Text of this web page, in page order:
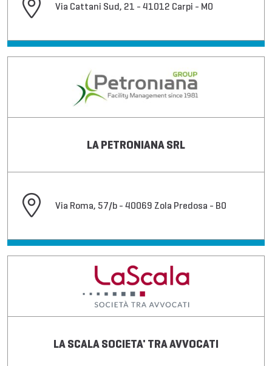
Via Cattani Sud, 21 - 41012 Carpi - MO
LA PETRONIANA SRL
Via Roma, 57/b - 40069 Zola Predosa - BO
LA SCALA SOCIETA' TRA AVVOCATI